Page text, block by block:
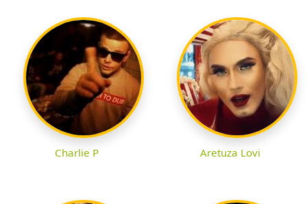
Charlie P Aretuza Lovi